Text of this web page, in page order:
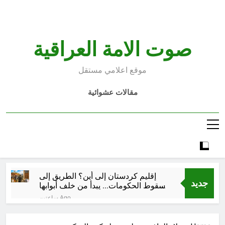
صوت الامة العراقية
موقع اعلامي مستقل
مقالات عشوائية
جديد
إقليم كردستان إلى أين؟ الطريق إلى
سقوط الحكومات… يبدأ من خلف أبوابها
المغلقةساعتين Ago